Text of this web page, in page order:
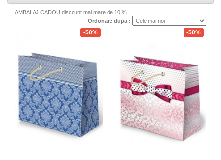
AMBALAJ CADOU discount mai mare de 10 %
Ordonare dupa :
-50% -50%